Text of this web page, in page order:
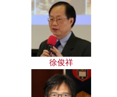
徐俊祥